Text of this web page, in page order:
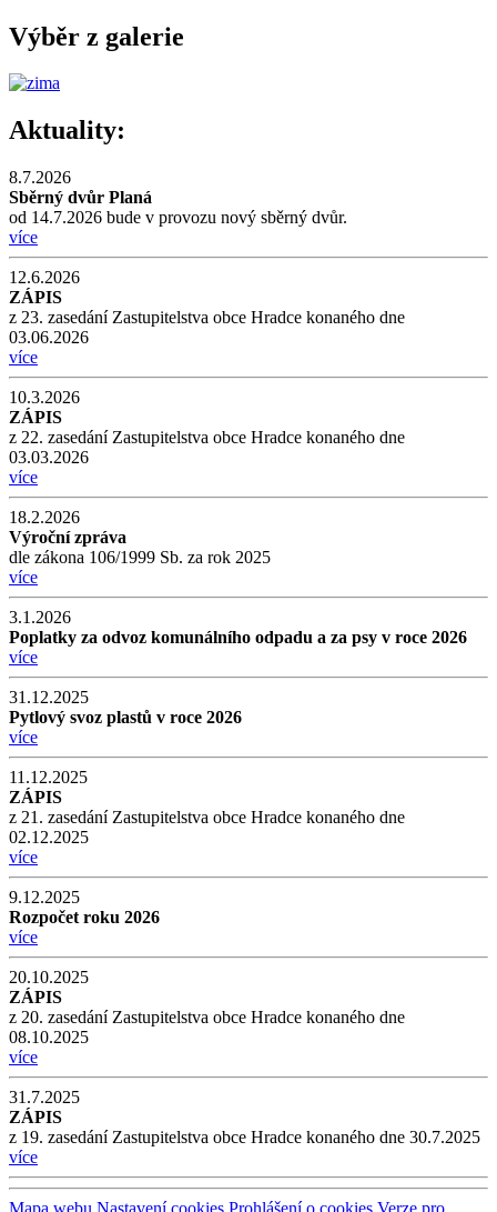
Výběr z galerie
Aktuality:
8.7.2026
Sběrný dvůr Planá
od 14.7.2026 bude v provozu nový sběrný dvůr.
více
12.6.2026
ZÁPIS
z 23. zasedání Zastupitelstva obce Hradce konaného dne
03.06.2026
více
10.3.2026
ZÁPIS
z 22. zasedání Zastupitelstva obce Hradce konaného dne
03.03.2026
více
18.2.2026
Výroční zpráva
dle zákona 106/1999 Sb. za rok 2025
více
3.1.2026
Poplatky za odvoz komunálního odpadu a za psy v roce 2026
více
31.12.2025
Pytlový svoz plastů v roce 2026
více
11.12.2025
ZÁPIS
z 21. zasedání Zastupitelstva obce Hradce konaného dne
02.12.2025
více
9.12.2025
Rozpočet roku 2026
více
20.10.2025
ZÁPIS
z 20. zasedání Zastupitelstva obce Hradce konaného dne
08.10.2025
více
31.7.2025
ZÁPIS
z 19. zasedání Zastupitelstva obce Hradce konaného dne 30.7.2025
více